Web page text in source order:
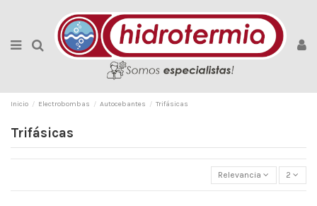
Inicio Electrobombas Autocebantes Trifásicas
Trifásicas
Relevancia 2